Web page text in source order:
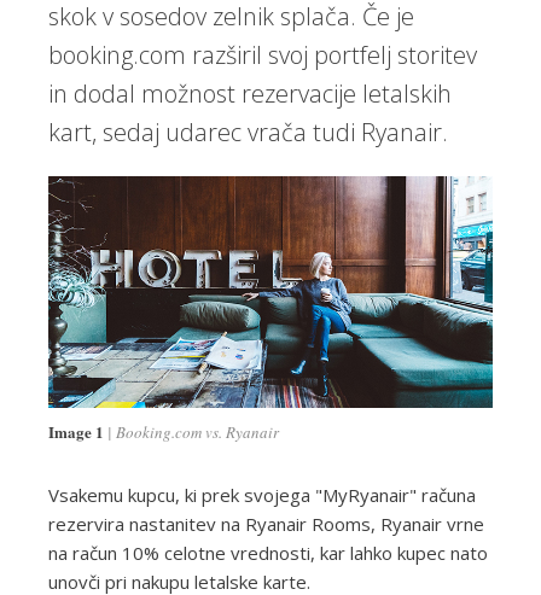
skok v sosedov zelnik splača. Če je
booking.com razširil svoj portfelj storitev
in dodal možnost rezervacije letalskih
kart, sedaj udarec vrača tudi Ryanair.
Image 1 Booking.com vs. Ryanair
Vsakemu kupcu, ki prek svojega "MyRyanair" računa
rezervira nastanitev na Ryanair Rooms, Ryanair vrne
na račun 10% celotne vrednosti, kar lahko kupec nato
unovči pri nakupu letalske karte.